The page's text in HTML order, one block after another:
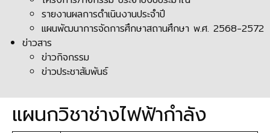
รายงานผลการดำเนินงานประจำปี
แผนพัฒนาการจัดการศึกษาสถานศึกษา พ.ศ. 2568-2572
ข่าวสาร
ข่าวกิจกรรม
ข่าวประชาสัมพันธ์
แผนกวิชาช่างไฟฟ้ากำลัง